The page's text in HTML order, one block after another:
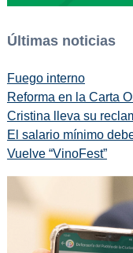
Últimas noticias
Fuego interno
Reforma en la Carta
Cristina lleva su
El salario mínimo
Vuelve “VinoFest”